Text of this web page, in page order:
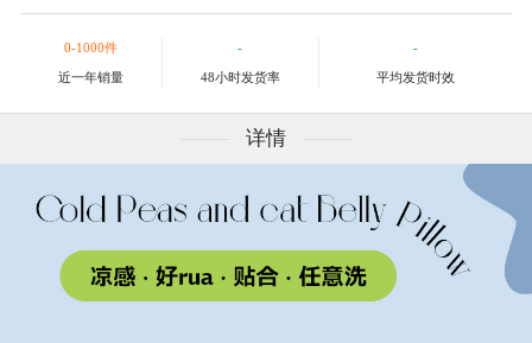
0-1000件
近一年销量
-
48小时发货率
-
平均发货时效
详情